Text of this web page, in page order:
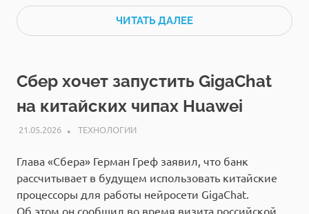
ЧИТАТЬ ДАЛЕЕ
Сбер хочет запустить GigaChat
на китайских чипах Huawei
21.05.2026 РЕДАКЦИЯ
ТЕХНОЛОГИИ
Глава «Сбера» Герман Греф заявил, что банк
рассчитывает в будущем использовать китайские
процессоры для работы нейросети GigaChat.
Об этом он сообщил во время визита российской